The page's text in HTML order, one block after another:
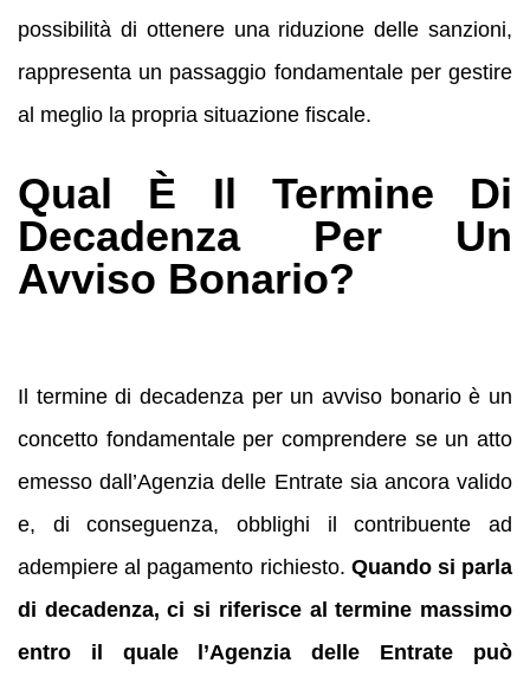
possibilità di ottenere una riduzione delle sanzioni,
rappresenta un passaggio fondamentale per gestire
al meglio la propria situazione fiscale.
Qual È Il Termine Di
Decadenza Per Un
Avviso Bonario?
Il termine di decadenza per un avviso bonario è un
concetto fondamentale per comprendere se un atto
emesso dall’Agenzia delle Entrate sia ancora valido
e, di conseguenza, obblighi il contribuente ad
adempiere al pagamento richiesto. Quando si parla
di decadenza, ci si riferisce al termine massimo
entro il quale l’Agenzia delle Entrate può